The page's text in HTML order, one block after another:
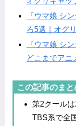
『ウマ娘 シ
ろ5選｜オグ
『ウマ娘 シ
どこまでアニ
この記事のまと
第2クール
TBS系で全